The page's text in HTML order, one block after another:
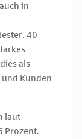
in
40
als
Kunden
laut
Prozent.